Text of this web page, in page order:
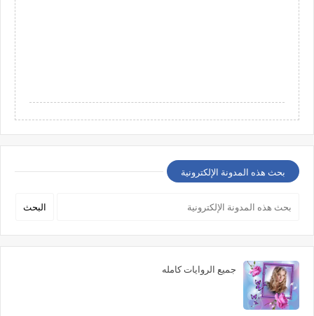
بحث هذه المدونة الإلكترونية
جميع الروايات كامله